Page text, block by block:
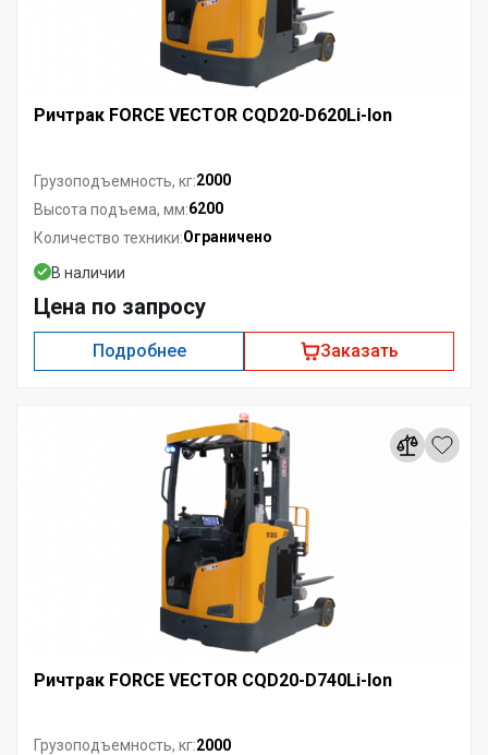
Ричтрак FORCE VECTOR CQD20-D620Li-Ion
Грузоподъемность, кг:2000
Высота подъема, мм:6200
Количество техники:Ограничено
В наличии
Цена по запросу
Подробнее Заказать
Ричтрак FORCE VECTOR CQD20-D740Li-Ion
Грузоподъемность, кг:2000